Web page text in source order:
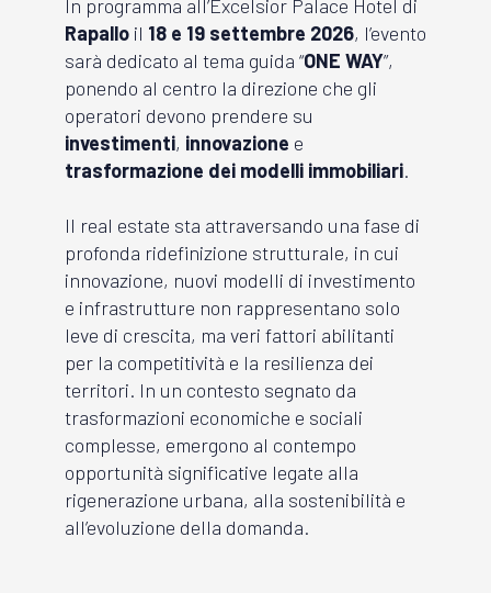
In programma all’Excelsior Palace Hotel di
Rapallo il 18 e 19 settembre 2026, l’evento
sarà dedicato al tema guida “ONE WAY”,
ponendo al centro la direzione che gli
operatori devono prendere su
investimenti, innovazione e
trasformazione dei modelli immobiliari.
Il real estate sta attraversando una fase di
profonda ridefinizione strutturale, in cui
innovazione, nuovi modelli di investimento
e infrastrutture non rappresentano solo
leve di crescita, ma veri fattori abilitanti
per la competitività e la resilienza dei
territori. In un contesto segnato da
trasformazioni economiche e sociali
complesse, emergono al contempo
opportunità significative legate alla
rigenerazione urbana, alla sostenibilità e
all’evoluzione della domanda.